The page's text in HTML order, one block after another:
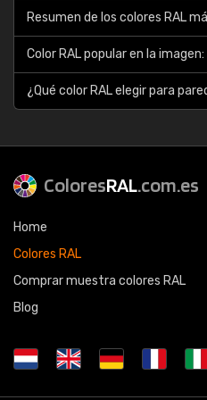
Resumen de los colores RAL
Color RAL popular en la
¿Qué color RAL elegir para
ColoresRAL.com.es
Home
Colores RAL
Comprar muestra colores RAL
Blog